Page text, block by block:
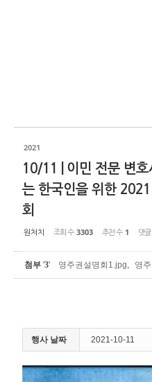
2021
10/11 | 이민 전문 변
는 한국인을 위한
회
원처치 조회 수 3303 추천 수 1 댓글
첨부 '3' 영주권설명회1.jpg, 영
행사 날짜 2021-10-11